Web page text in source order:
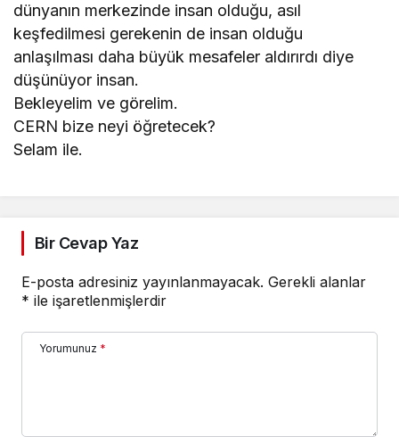
dünyanın merkezinde insan olduğu, asıl
keşfedilmesi gerekenin de insan olduğu
anlaşılması daha büyük mesafeler aldırırdı diye
düşünüyor insan.
Bekleyelim ve görelim.
CERN bize neyi öğretecek?
Selam ile.
Bir Cevap Yaz
E-posta adresiniz yayınlanmayacak. Gerekli alanlar
* ile işaretlenmişlerdir
Yorumunuz *